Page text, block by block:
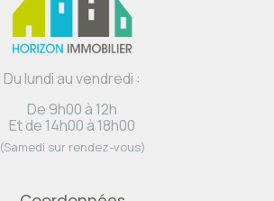
Du lundi au vendredi :
De 9h00 à 12h
Et de 14h00 à 18h00
(Samedi sur rendez-vous)